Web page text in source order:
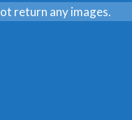
return any images.